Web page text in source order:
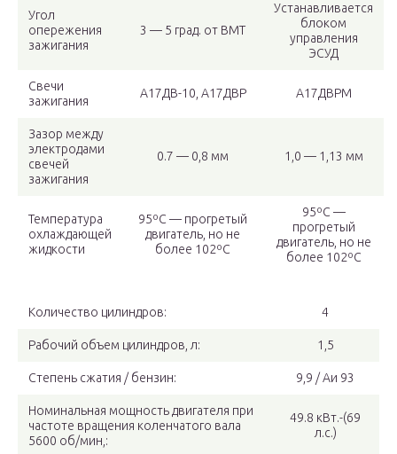
Угол
опережения
зажигания
3 — 5 град. от ВМТ
Устанавливается
блоком
управления
ЭСУД
Свечи
зажигания
А17ДВ-10, А17ДВР А17ДВРМ
Зазор между
электродами
свечей
зажигания
0.7 — 0,8 мм 1,0 — 1,13 мм
Температура
охлаждающей
жидкости
95ºС — прогретый
двигатель, но не
более 102ºС
95ºС —
прогретый
двигатель, но не
более 102ºС
Количество цилиндров: 4
Рабочий объем цилиндров, л: 1,5
Степень сжатия / бензин: 9,9 / Аи 93
Номинальная мощность двигателя при
частоте вращения коленчатого вала
5600 об/мин,:
49.8 кВт.-(69
л.с.)